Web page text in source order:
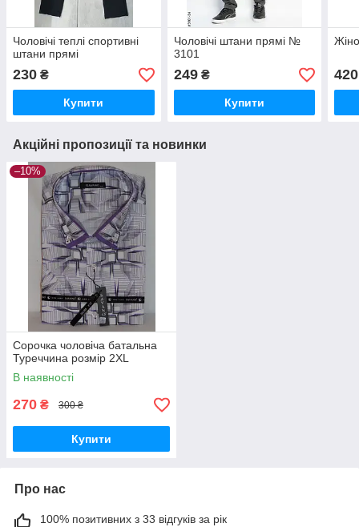
Чоловічі теплі спортивні
штани прямі
230 ₴
Купити
Чоловічі штани прямі №
3101
249₴
Купити
420
Акційні пропозиції та новинки
–10%
Сорочка чоловіча батальна
Туреччина розмір 2XL
В наявності
270 ₴ 300 ₴
Купити
Про нас
100% позитивних з 33 відгуків за рік